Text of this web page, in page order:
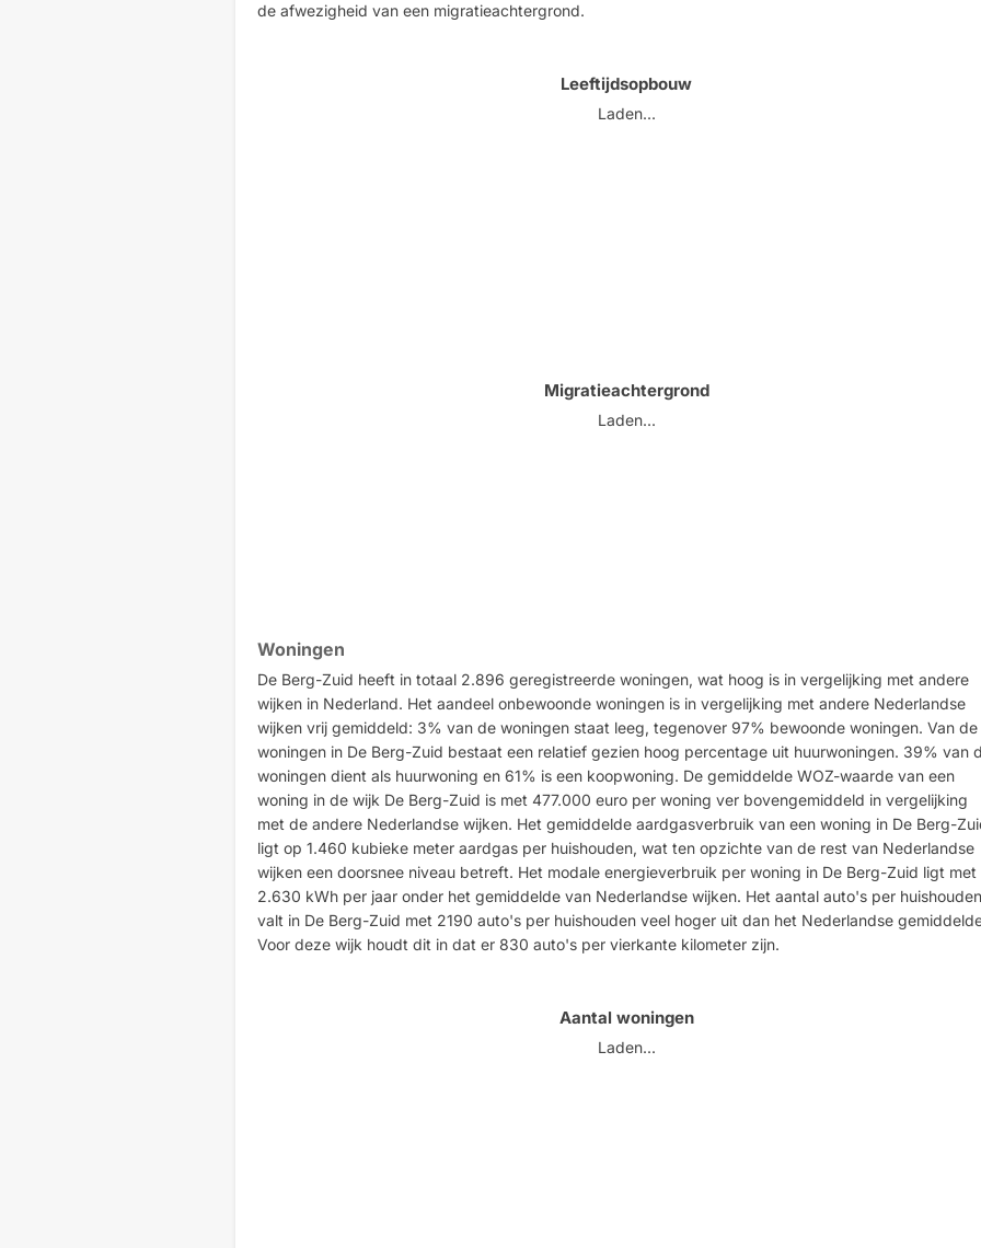
de afwezigheid van een migratieachtergrond.
Leeftijdsopbouw
Laden...
Migratieachtergrond
Laden...
Woningen
De Berg-Zuid heeft in totaal 2.896 geregistreerde woningen, wat hoog is in vergelijking met andere
wijken in Nederland. Het aandeel onbewoonde woningen is in vergelijking met andere Nederlandse
wijken vrij gemiddeld: 3% van de woningen staat leeg, tegenover 97% bewoonde woningen. Van de
woningen in De Berg-Zuid bestaat een relatief gezien hoog percentage uit huurwoningen. 39% van
woningen dient als huurwoning en 61% is een koopwoning. De gemiddelde WOZ-waarde van een
woning in de wijk De Berg-Zuid is met 477.000 euro per woning ver bovengemiddeld in vergelijking
met de andere Nederlandse wijken. Het gemiddelde aardgasverbruik van een woning in De Berg-
ligt op 1.460 kubieke meter aardgas per huishouden, wat ten opzichte van de rest van Nederlandse
wijken een doorsnee niveau betreft. Het modale energieverbruik per woning in De Berg-Zuid ligt met
2.630 kWh per jaar onder het gemiddelde van Nederlandse wijken. Het aantal auto's per huishouden
valt in De Berg-Zuid met 2190 auto's per huishouden veel hoger uit dan het Nederlandse
Voor deze wijk houdt dit in dat er 830 auto's per vierkante kilometer zijn.
Aantal woningen
Laden...